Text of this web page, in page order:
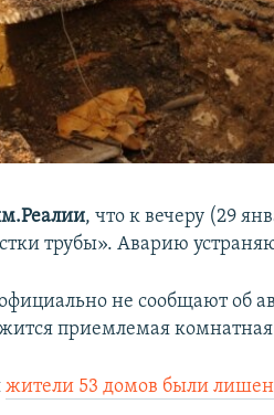
, что к вечеру (29
трубы». Аварию
не сообщают об
приемлемая комнатная
жители 53 домов были